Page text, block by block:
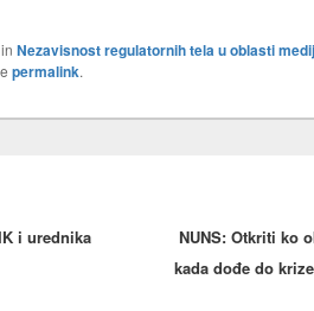
Nezavisnost regulatornih tela u oblasti
permalink.
i urednika
NUNS: Otkriti ko
kada dođe do